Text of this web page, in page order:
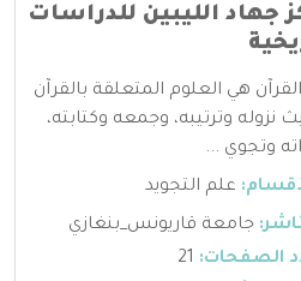
جهاد الليبين للدراسات
هي العلوم المتعلقة بالقرآن
نزوله وترتيبه، وجمعه وكتابته،
وتجوي ...
علم التجويد
جامعة قاريونس_بنغازي
الصفحات: